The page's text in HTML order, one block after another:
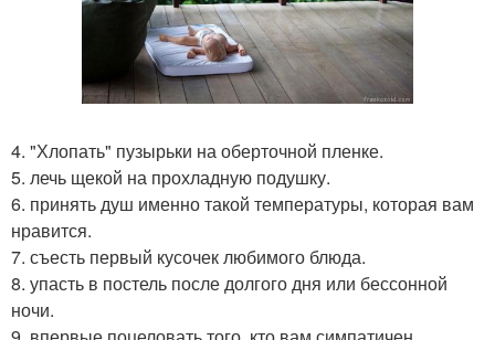
4. "Хлопать" пузырьки на оберточной пленке.
5. лечь щекой на прохладную подушку.
6. принять душ именно такой температуры, которая вам
нравится.
7. съесть первый кусочек любимого блюда.
8. упасть в постель после долгого дня или бессонной
ночи.